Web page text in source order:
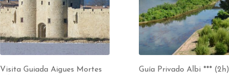
Visita Guiada Aigues Mortes
Guía Privado Albi *** (2h)